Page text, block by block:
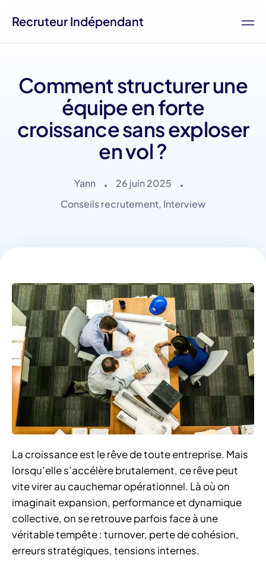
Recruteur Indépendant
Comment structurer une
équipe en forte
croissance sans exploser
en vol ?
Yann
26 juin 2025
Conseils recrutement, Interview
La croissance est le rêve de toute entreprise. Mais
lorsqu’elle s’accélère brutalement, ce rêve peut
vite virer au cauchemar opérationnel. Là où on
imaginait expansion, performance et dynamique
collective, on se retrouve parfois face à une
véritable tempête : turnover, perte de cohésion,
erreurs stratégiques, tensions internes.